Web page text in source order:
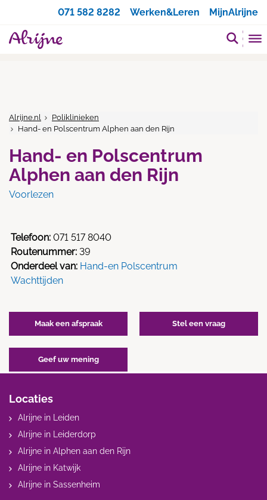
071 582 8282
Werken&Leren MijnAlrijne
Alrijne.nl
Poliklinieken
Hand- en Polscentrum Alphen aan den Rijn
Hand- en Polscentrum
Alphen aan den Rijn
Voorlezen
Telefoon: 071 517 8040
Routenummer: 39
Onderdeel van: Hand-en Polscentrum
Wachttijden
Maak een afspraak Stel een vraag
Geef uw mening
Locaties
Alrijne in Leiden
Alrijne in Leiderdorp
Alrijne in Alphen aan den Rijn
Alrijne in Katwijk
Alrijne in Sassenheim